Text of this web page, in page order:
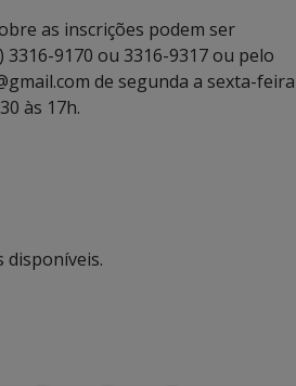
as inscrições podem ser
9170 ou 3316-9317 ou pelo
de segunda a sexta-feira
às 17h.
disponíveis.